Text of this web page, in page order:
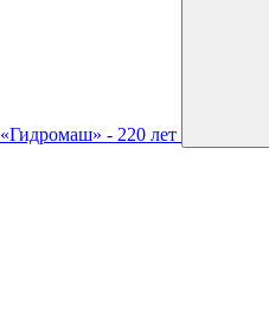
«Гидромаш» - 220 лет